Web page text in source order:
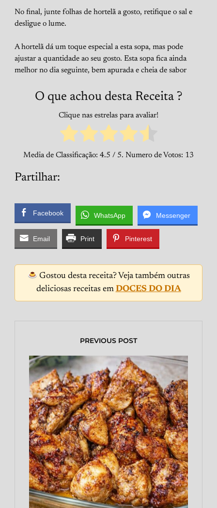
No final, junte folhas de hortelã a gosto, retifique o sal e
desligue o lume.
A hortelã dá um toque especial a esta sopa, mas pode
ajustar a quantidade ao seu gosto. Esta sopa fica ainda
melhor no dia seguinte, bem apurada e cheia de sabor
O que achou desta Receita ?
Clique nas estrelas para avaliar!
Media de Classificação: 4.5 / 5. Numero de Votos: 13
Partilhar:
Facebook WhatsApp Messenger
Email Print Pinterest
Gostou desta receita? Veja também outras
deliciosas receitas em DOCES DO DIA
PREVIOUS POST